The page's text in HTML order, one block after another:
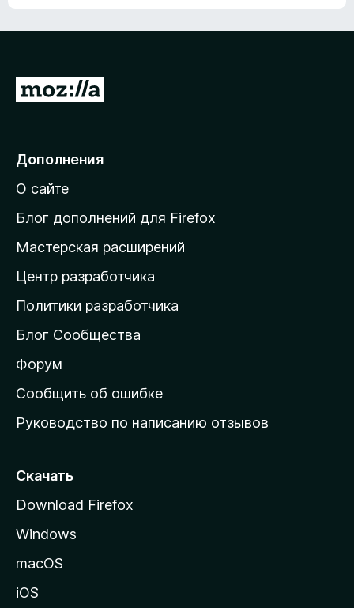
П
е
й
т
и
а
д
о
а
ш
н
ю
т
а
н
у
Дополнения
О сайте
Блог дополнений для Firefox
Мастерская расширений
Центр разработчика
Политики разработчика
Блог Сообщества
Форум
Сообщить об ошибке
Руководство по написанию отзывов
Скачать
Download Firefox
Windows
macOS
iOS